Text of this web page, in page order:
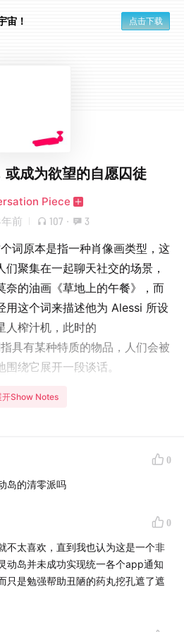
宙！ 点击下载
或成为欲望的自愿囚徒
Piece
前 107 · 3
词原本是指一种肖像画类型，这
聚集在一起聊天社交的场景，
奈的油画《草地上的午餐》，而
用这个词来描述他为 Alessi 所设
人榨汁机，此时的
具有某种特质的物品，人们会被
绕它展开一段谈话。
开Show Notes
0
岛的清零派吗
0
不太喜欢，直到我也认为这是一个非
动岛并未成功实现统一各个app通知
只是勉强帮助丑陋的药丸挖孔遮了遮